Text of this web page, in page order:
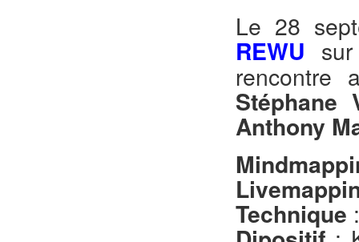
Le 28
REWU
rencontre
Stéphane
Anthony
Technique